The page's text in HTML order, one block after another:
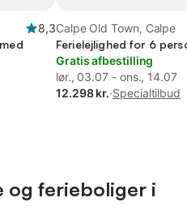
8,3Calpe Old Town, Calpe
Ferielejlighed for 6
Gratis afbestilling
lør., 03.07 - ons., 14.07
12.298 kr.·Specialtilbud
og ferieboliger i